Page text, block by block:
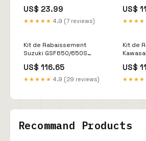
US$ 23.99
★★★★★ 4.9 (7 reviews)
US$
Kit de Rabaissement
Suzuki GSF650/650S
ALPHA TECHNIK
YAMAHA_FZ-8
US$ 116.65
★★★★★ 4.9 (29 reviews)
Kit de
US$
Recommand Products